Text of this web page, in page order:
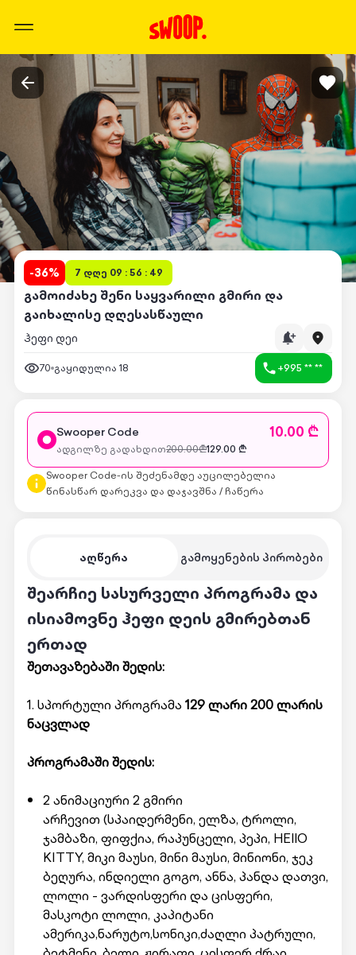
-36% 7 დღე 09 : 56 : 49
გამოიძახე შენი საყვარილი გმირი და
გაიხალისე დღესასწაული
ჰეფი დეი
70 გაყიდულია 18 +995 ** **
აღწერა გამოყენების პირობები
შეარჩიე სასურველი პროგრამა და
ისიამოვნე ჰეფი დეის გმირებთან
ერთად
შეთავაზებაში შედის:
1. სპორტული პროგრამა 129 ლარი 200 ლარის
ნაცვლად
პროგრამაში შედის:
2 ანიმაციური 2 გმირი
არჩევით (სპაიდერმენი, ელზა, ტროლი,
ჯამბაზი, ფიფქია, რაპუნცელი, პეპი, HEllO
KITTY, მიკი მაუსი, მინი მაუსი, მინიონი, ჯეკ
ბეღურა, ინდიელი გოგო, ანნა, პანდა დათვი,
ლოლი - ვარდისფერი და ცისფერი,
მასკოტი ლოლი, კაპიტანი
ამერიკა,ნარუტო,სონიკი,ძაღლი პატრული,
Swooper Code 10.00 ₾
ადგილზე გადახდით200.00₾129.00 ₾
Swooper Code-ის შეძენამდე აუცილებელია
წინასწარ დარეკვა და დაჯავშნა / ჩაწერა